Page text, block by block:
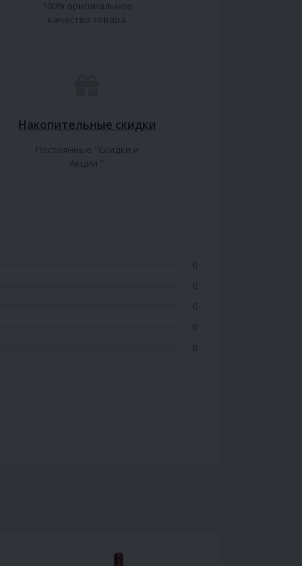
100% оригинальное
качество товара
Накопительные скидки
Постоянные "Скидки и
Акции "
0
0
0
0
0